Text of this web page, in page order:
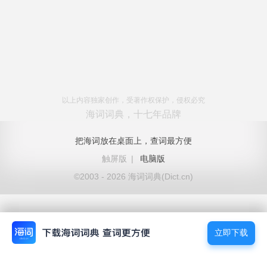
以上内容独家创作，受著作权保护，侵权必究
海词词典，十七年品牌
把海词放在桌面上，查词最方便
触屏版
|
电脑版
©2003 - 2026 海词词典(Dict.cn)
立即下载
立即下载